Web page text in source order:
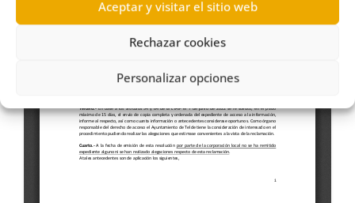
Aceptar y visitar el sitio web
Rechazar cookies
Personalizar opciones